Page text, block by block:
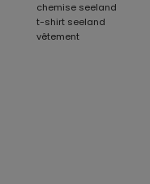
chemise seeland
t-shirt seeland
vêtement